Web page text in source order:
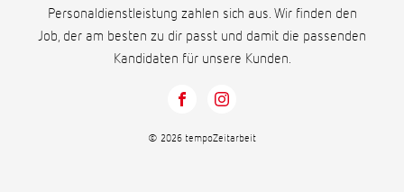
Personaldienstleistung zahlen sich aus. Wir finden den
Job, der am besten zu dir passt und damit die passenden
Kandidaten für unsere Kunden.
© 2026 tempoZeitarbeit